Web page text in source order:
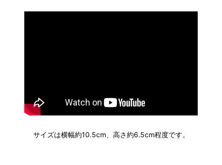
サイズは横幅約10.5cm、高さ約6.5cm程度です。